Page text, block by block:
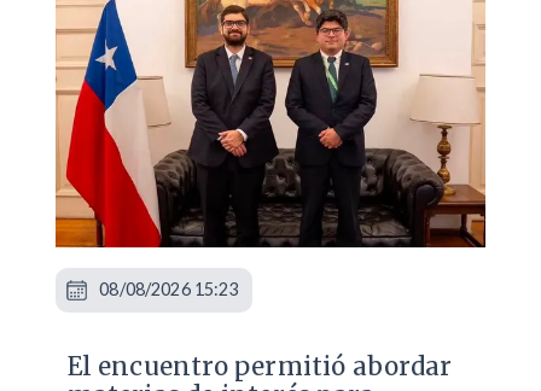
El encuentro permitió abordar
08/08/2026 15:23